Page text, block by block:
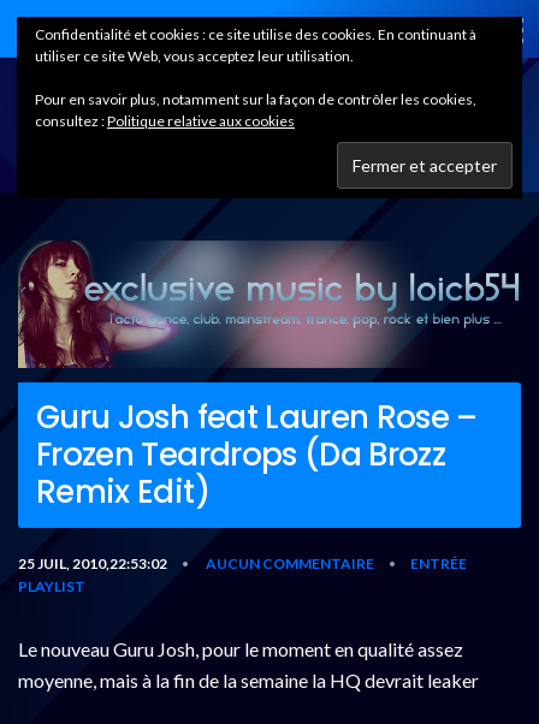
Home
Guru Josh feat Lauren Rose –
Frozen Teardrops (Da Brozz
Remix Edit)
25 JUIL, 2010,22:53:02 • AUCUN COMMENTAIRE •
ENTRÉE
PLAYLIST
Le nouveau Guru Josh, pour le moment en qualité assez
moyenne, mais à la fin de la semaine la HQ devrait leaker
Confidentialité et cookies : ce site utilise des cookies. En continuant à
utiliser ce site Web, vous acceptez leur utilisation.
Pour en savoir plus, notamment sur la façon de contrôler les cookies,
consultez :Politique relative aux cookies